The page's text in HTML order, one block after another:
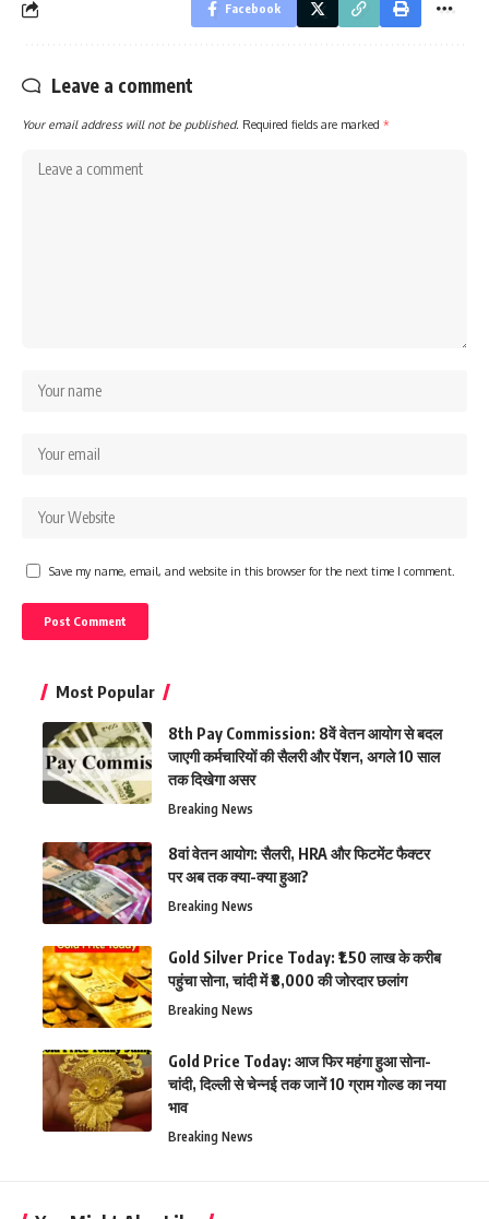
Facebook
Leave a comment
Your email address will not be published. Required fields are marked *
Save my name, email, and website in this browser for the next time I comment.
Most Popular
8th Pay Commission: 8वें वेतन आयोग से बदल
जाएगी कर्मचारियों की सैलरी और पेंशन, अगले 10 साल
तक दिखेगा असर
Breaking News
8वां वेतन आयोग: सैलरी, HRA और फिटमेंट फैक्टर
पर अब तक क्या-क्या हुआ?
Breaking News
Gold Silver Price Today: ₹1.50 लाख के करीब
पहुंचा सोना, चांदी में ₹8,000 की जोरदार छलांग
Breaking News
Gold Price Today: आज फिर महंगा हुआ सोना-
चांदी, दिल्ली से चेन्नई तक जानें 10 ग्राम गोल्ड का नया
भाव
Breaking News